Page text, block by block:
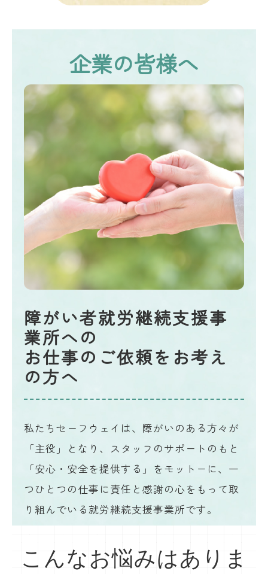
企業の皆様へ
障がい者就労継続支援事
業所への
お仕事のご依頼をお考え
の方へ
私たちセーフウェイは、障がいのある方々が
「主役」となり、スタッフのサポートのもと
「安心・安全を提供する」をモットーに、 一
つひとつの仕事に責任と感謝の心を もって取
り組んでいる就労継続支援事業所です。
こんなお悩みはありま